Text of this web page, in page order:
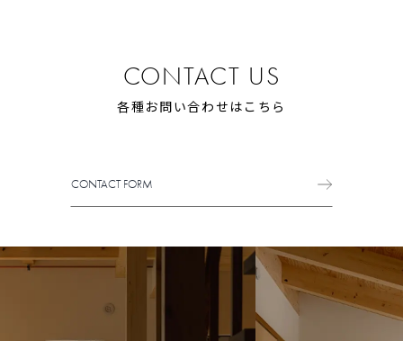
CONTACT US
各種お問い合わせはこちら
CONTACT FORM